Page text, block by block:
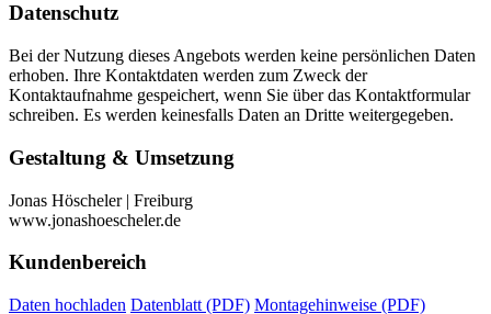
Datenschutz
Bei der Nutzung dieses Angebots werden keine persönlichen Daten
erhoben. Ihre Kontaktdaten werden zum Zweck der
Kontaktaufnahme gespeichert, wenn Sie über das Kontaktformular
schreiben. Es werden keinesfalls Daten an Dritte weitergegeben.
Gestaltung & Umsetzung
Jonas Höscheler | Freiburg
www.jonashoescheler.de
Kundenbereich
Daten hochladen Datenblatt (PDF) Montagehinweise (PDF)